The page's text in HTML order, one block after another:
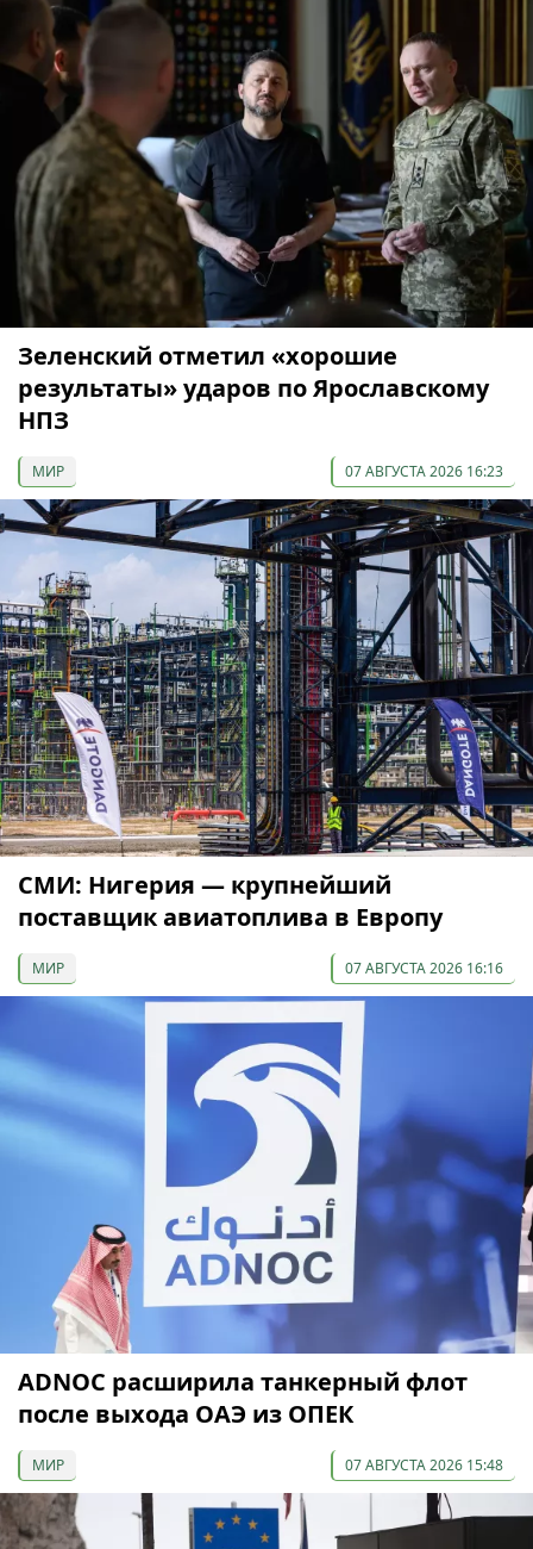
Зеленский отметил «хорошие
результаты» ударов по Ярославскому
НПЗ
МИР 07 АВГУСТА 2026 16:23
СМИ: Нигерия — крупнейший
поставщик авиатоплива в Европу
МИР 07 АВГУСТА 2026 16:16
ADNOC расширила танкерный флот
после выхода ОАЭ из ОПЕК
МИР 07 АВГУСТА 2026 15:48